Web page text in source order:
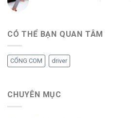
CÓ THỂ BẠN QUAN TÂM
CỔNG COM driver
CHUYÊN MỤC